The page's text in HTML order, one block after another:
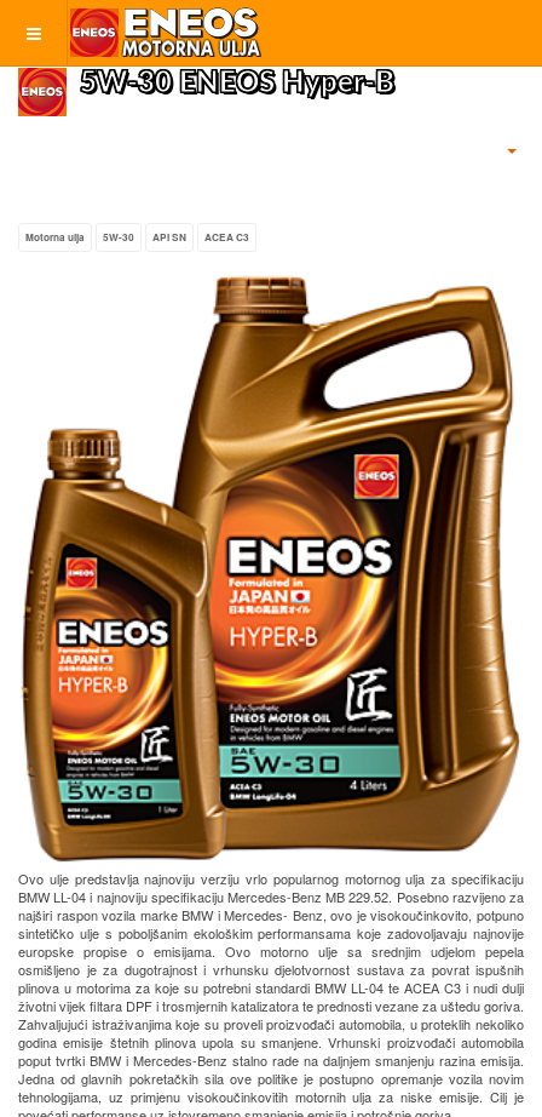
5W-30 ENEOS Hyper-B
Motorna ulja 5W-30 API SN ACEA C3
Ovo ulje predstavlja najnoviju verziju vrlo popularnog motornog ulja za specifikaciju
BMW LL-04 i najnoviju specifikaciju Mercedes-Benz MB 229.52. Posebno razvijeno za
najširi raspon vozila marke BMW i Mercedes- Benz, ovo je visokoučinkovito, potpuno
sintetičko ulje s poboljšanim ekološkim performansama koje zadovoljavaju najnovije
europske propise o emisijama. Ovo motorno ulje sa srednjim udjelom pepela
osmišljeno je za dugotrajnost i vrhunsku djelotvornost sustava za povrat ispušnih
plinova u motorima za koje su potrebni standardi BMW LL-04 te ACEA C3 i nudi dulji
životni vijek filtara DPF i trosmjernih katalizatora te prednosti vezane za uštedu goriva.
Zahvaljujući istraživanjima koje su proveli proizvođači automobila, u proteklih nekoliko
godina emisije štetnih plinova upola su smanjene. Vrhunski proizvođači automobila
poput tvrtki BMW i Mercedes-Benz stalno rade na daljnjem smanjenju razina emisija.
Jedna od glavnih pokretačkih sila ove politike je postupno opremanje vozila novim
tehnologijama, uz primjenu visokoučinkovitih motornih ulja za niske emisije. Cilj je